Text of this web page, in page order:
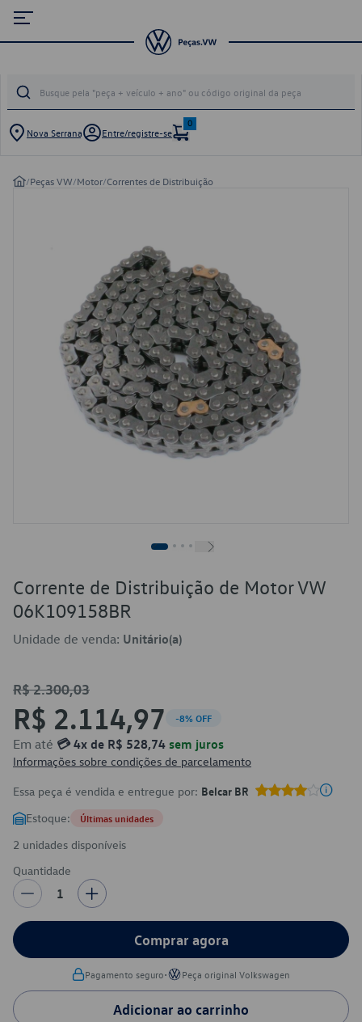
Nova Serrana Entre/registre-se
0
/Peças VW/Motor/Correntes de Distribuição
Corrente de Distribuição de Motor VW
06K109158BR
Unidade de venda: Unitário(a)
R$ 2.300,03
R$ 2.114,97 -8% OFF
Em até 💳 4x de R$ 528,74 sem juros
Informações sobre condições de parcelamento
Essa peça é vendida e entregue por: Belcar BR
Estoque: Últimas unidades
2 unidades disponíveis
Quantidade
1
Comprar agora
Pagamento seguro• Peça original Volkswagen
Adicionar ao carrinho